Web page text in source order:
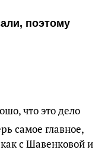
поэтому
что это дело
самое главное,
с Шавенковой и